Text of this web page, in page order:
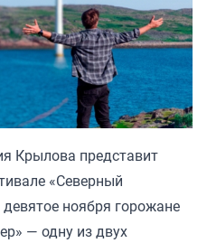
Крылова представит
«Северный
девятое ноября горожане
— одну из двух